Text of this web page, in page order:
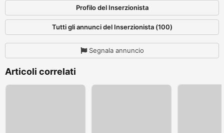
Profilo del Inserzionista
Tutti gli annunci del Inserzionista (100)
Segnala annuncio
Articoli correlati